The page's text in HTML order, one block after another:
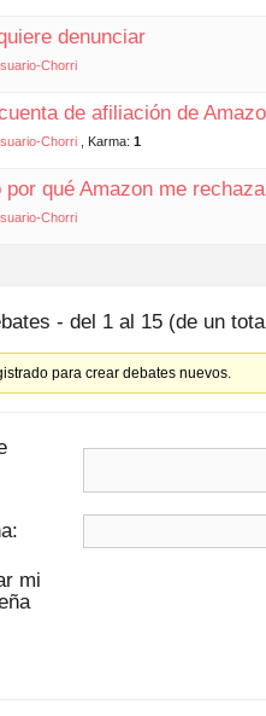
denunciar
Chorri
de afiliación de
Chorri Karma: 1
por qué Amazon me
Chorri
- del 1 al 15 (de un
para crear debates nuevos.
mi